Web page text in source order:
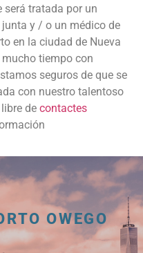
será tratada por un
y / o un médico de
en la ciudad de Nueva
tiempo con
seguros de que se
con nuestro talentoso
libre decontactes
OWEGO